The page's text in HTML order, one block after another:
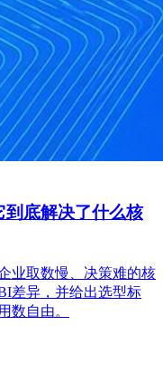
到底解决了什么核
业取数慢、决策难的核
差异，并给出选型标
数自由。